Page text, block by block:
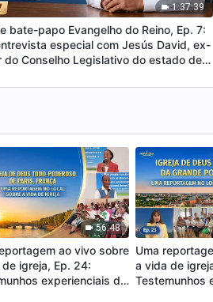
1:37:39
bate-papo Evangelho do Reino, Ep. 7:
especial com Jesús David, ex-
do Conselho Legislativo do estado de
56:48
ao vivo sobre
igreja, Ep. 24:
experienciais da
Uma
a vida de
Testemunhos